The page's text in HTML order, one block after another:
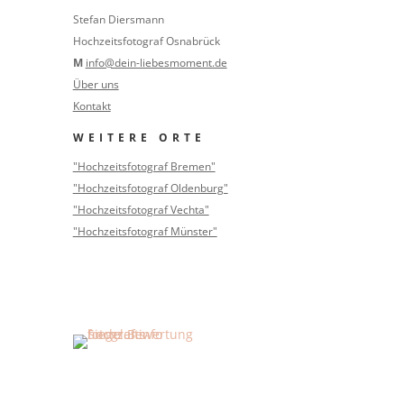
Stefan Diersmann
Hochzeitsfotograf Osnabrück
M info@dein-liebesmoment.de
Über uns
Kontakt
WEITERE ORTE
"Hochzeitsfotograf Bremen"
"Hochzeitsfotograf Oldenburg"
"Hochzeitsfotograf Vechta"
"Hochzeitsfotograf Münster"